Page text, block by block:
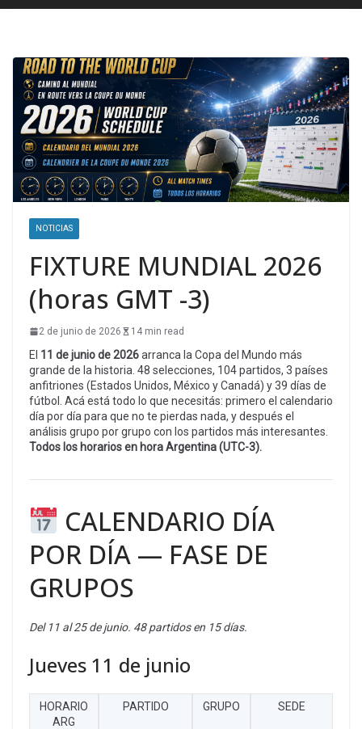
NOTICIAS
FIXTURE MUNDIAL 2026
(horas GMT -3)
2 de junio de 2026 14 min read
El 11 de junio de 2026arranca la Copa del Mundo más
grande de la historia. 48 selecciones, 104 partidos, 3 países
anfitriones (Estados Unidos, México y Canadá) y 39 días de
fútbol. Acá está todo lo que necesitás: primero el calendario
día por día para que no te pierdas nada, y después el
análisis grupo por grupo con los partidos más interesantes.
Todos los horarios en hora Argentina (UTC-3).
CALENDARIO DÍA
POR DÍA — FASE DE
GRUPOS
Del 11 al 25 de junio. 48 partidos en 15 días.
Jueves 11 de junio
HORARIO
ARG
PARTIDO GRUPO SEDE